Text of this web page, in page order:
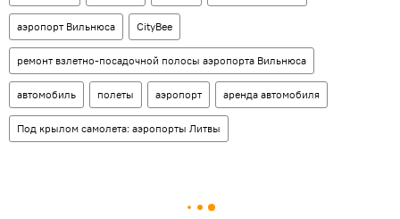
аэропорт Вильнюса CityBee
ремонт взлетно-посадочной полосы аэропорта Вильнюса
автомобиль полеты аэропорт аренда автомобиля
Под крылом самолета: аэропорты Литвы